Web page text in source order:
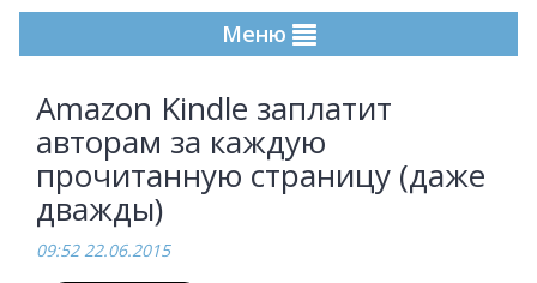
Меню
Amazon Kindle заплатит
авторам за каждую
прочитанную страницу (даже
дважды)
09:52 22.06.2015